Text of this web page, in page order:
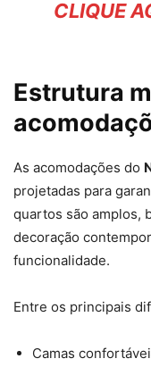
CLIQUE
Estrutura
As acomodações do
projetadas para
quartos são amplos,
decoração
funcionalidade.
Entre os principais
Camas